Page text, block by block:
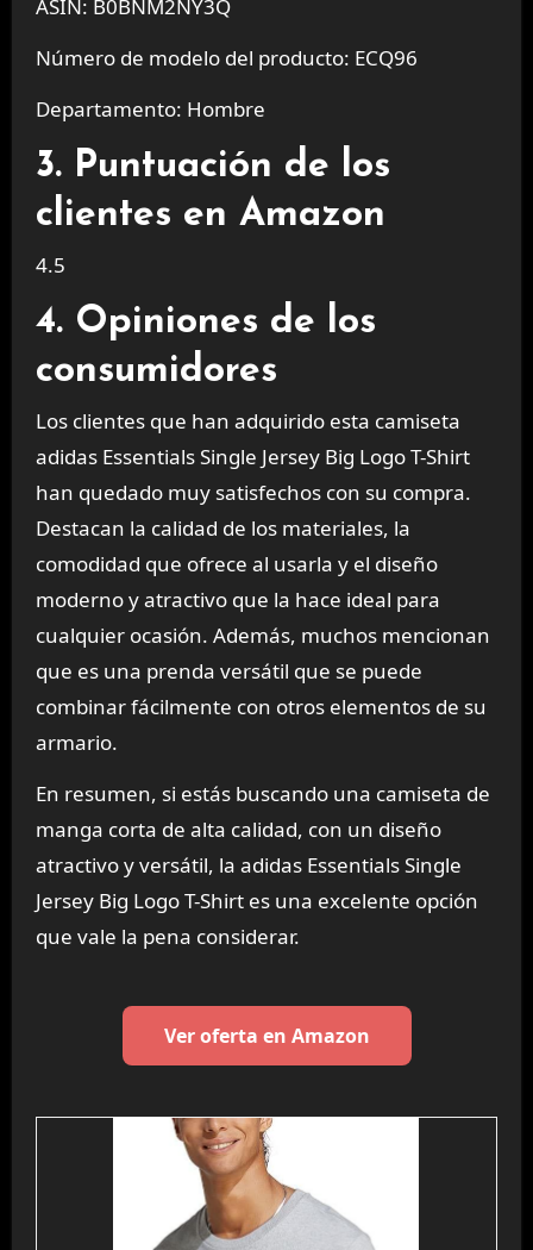
ASIN: B0BNM2NY3Q
Número de modelo del producto: ECQ96
Departamento: Hombre
3. Puntuación de los
clientes en Amazon
4.5
4. Opiniones de los
consumidores
Los clientes que han adquirido esta camiseta
adidas Essentials Single Jersey Big Logo T-Shirt
han quedado muy satisfechos con su compra.
Destacan la calidad de los materiales, la
comodidad que ofrece al usarla y el diseño
moderno y atractivo que la hace ideal para
cualquier ocasión. Además, muchos mencionan
que es una prenda versátil que se puede
combinar fácilmente con otros elementos de su
armario.
En resumen, si estás buscando una camiseta de
manga corta de alta calidad, con un diseño
atractivo y versátil, la adidas Essentials Single
Jersey Big Logo T-Shirt es una excelente opción
que vale la pena considerar.
Ver oferta en Amazon